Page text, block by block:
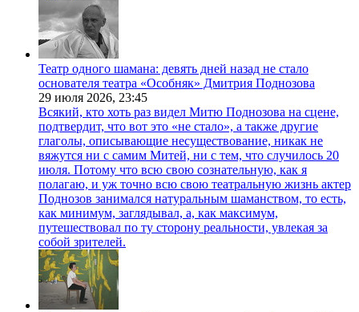
Театр одного шамана: девять дней назад не стало
основателя театра «Особняк» Дмитрия Поднозова
29 июля 2026, 23:45
Всякий, кто хоть раз видел Митю Поднозова на сцене,
подтвердит, что вот это «не стало», а также другие
глаголы, описывающие несуществование, никак не
вяжутся ни с самим Митей, ни с тем, что случилось 20
июля. Потому что всю свою сознательную, как я
полагаю, и уж точно всю свою театральную жизнь актер
Поднозов занимался натуральным шаманством, то есть,
как минимум, заглядывал, а, как максимум,
путешествовал по ту сторону реальности, увлекая за
собой зрителей.